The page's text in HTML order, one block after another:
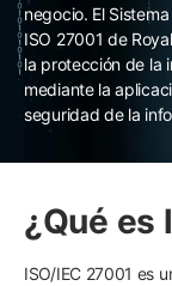
negocio. El
ISO 27001 de
la protección de la
mediante la
seguridad de la
¿Qué es
ISO/IEC 27001 es